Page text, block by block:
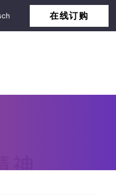
在线订购